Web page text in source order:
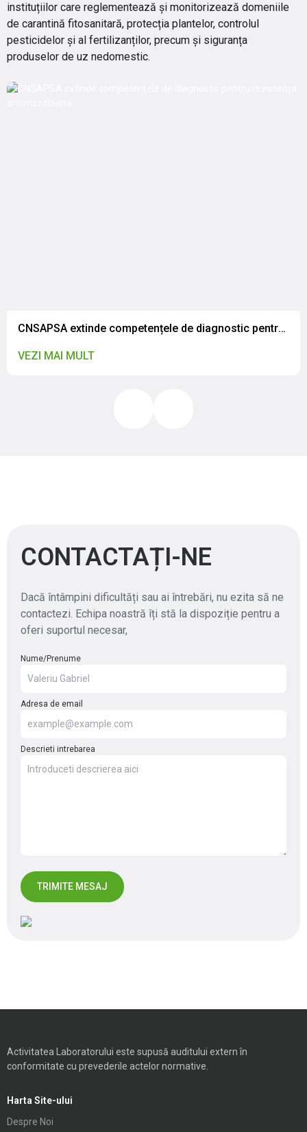
instituțiilor care reglementează și monitorizează domeniile
de carantină fitosanitară, protecția plantelor, controlul
pesticidelor și al fertilizanților, precum și siguranța
produselor de uz nedomestic.
CNSAPSA extinde competențele de diagnostic pentru rezistența antimicrobiană
VEZI MAI MULT
CONTACTAȚI-NE
Dacă întâmpini dificultăți sau ai întrebări, nu ezita să ne
contactezi. Echipa noastră îți stă la dispoziție pentru a
oferi suportul necesar,
Nume/Prenume
Adresa de email
Descrieti intrebarea
Activitatea Laboratorului este supusă auditului extern în
conformitate cu prevederile actelor normative.
Harta Site-ului
Despre Noi